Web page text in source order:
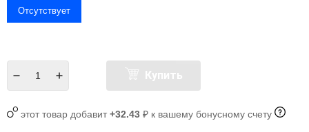
Отсутствует
Купить
этот товар добавит+32.43 ₽ к вашему бонусному счету